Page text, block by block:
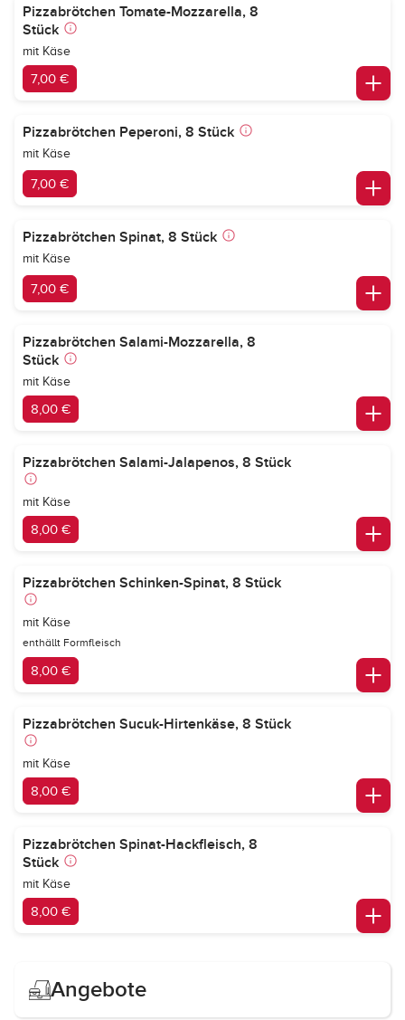
Pizzabrötchen Tomate-Mozzarella, 8
Stück
mit Käse
7,00 €
Pizzabrötchen Peperoni, 8 Stück
mit Käse
7,00 €
Pizzabrötchen Spinat, 8 Stück
mit Käse
7,00 €
Pizzabrötchen Salami-Mozzarella, 8
Stück
mit Käse
8,00 €
Pizzabrötchen Salami-Jalapenos, 8 Stück
mit Käse
8,00 €
Pizzabrötchen Schinken-Spinat, 8 Stück
mit Käse
enthällt Formfleisch
8,00 €
Pizzabrötchen Sucuk-Hirtenkäse, 8 Stück
mit Käse
8,00 €
Pizzabrötchen Spinat-Hackfleisch, 8
Stück
mit Käse
8,00 €
Angebote